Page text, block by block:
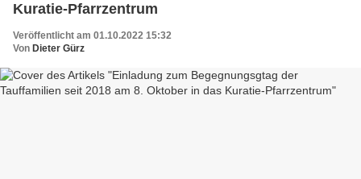
Kuratie-Pfarrzentrum
Veröffentlicht am 01.10.2022 15:32
Von Dieter Gürz